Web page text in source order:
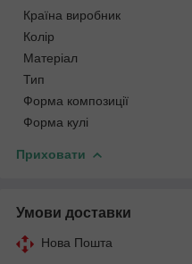
Країна виробник
Колір
Матеріал
Тип
Форма композиції
Форма кулі
Приховати
Умови доставки
Нова Пошта